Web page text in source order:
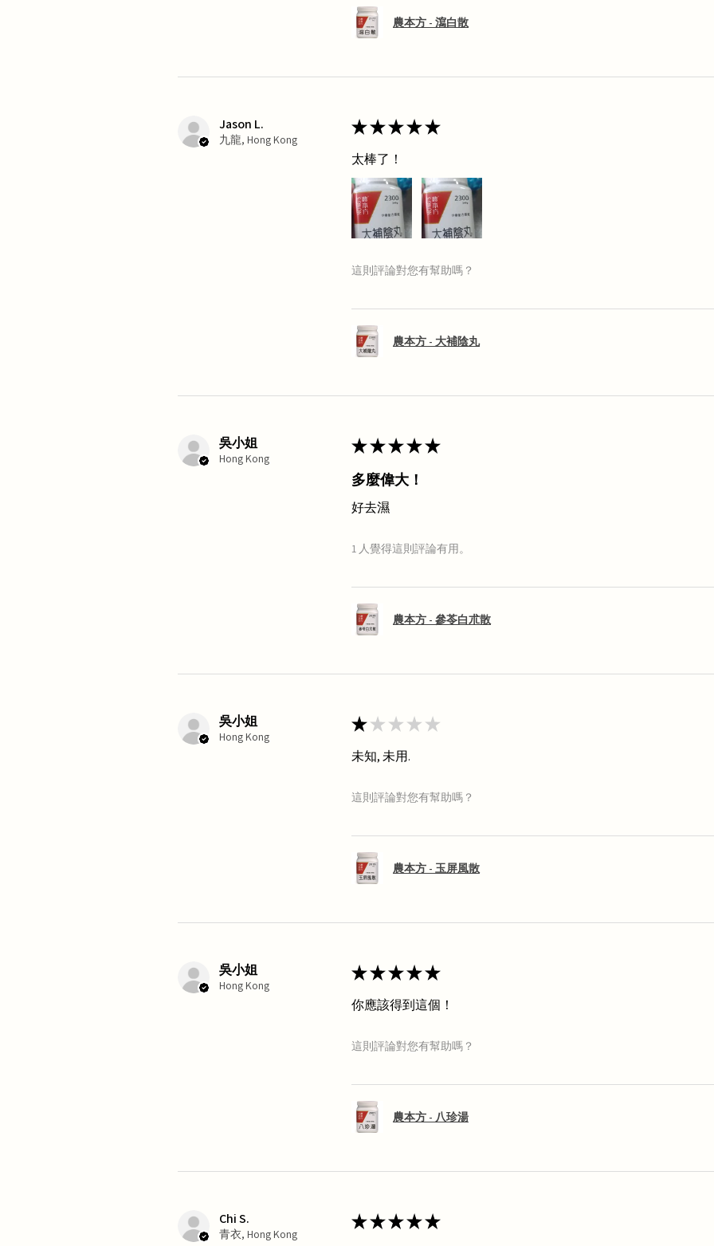
農本方 - 瀉白散
Jason L.
九龍, Hong Kong
★★★★★
太棒了！
這則評論對您有幫助嗎？
農本方 - 大補陰丸
吳小姐
Hong Kong
★★★★★
多麼偉大！
好去濕
1 人覺得這則評論有用。
農本方 - 參苓白朮散
吳小姐
Hong Kong
★★★★★
未知, 未用.
這則評論對您有幫助嗎？
農本方 - 玉屏風散
吳小姐
Hong Kong
★★★★★
你應該得到這個！
這則評論對您有幫助嗎？
農本方 - 八珍湯
Chi S.
青衣, Hong Kong
★★★★★